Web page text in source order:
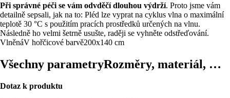
Při správné péči se vám odvděčí dlouhou výdrží. Proto jsme vám
detailně sepsali, jak na to: Pléd lze vyprat na cyklus vlna o maximální
teplotě 30 °C s použitím pracích prostředků určených na vlnu.
Následně ho velmi šetrně usušte, raději se vyhněte odstřeďování.
VlněnáV hořčicové barvě200x140 cm
Všechny parametryRozměry, materiál, …
Dotaz k produktu